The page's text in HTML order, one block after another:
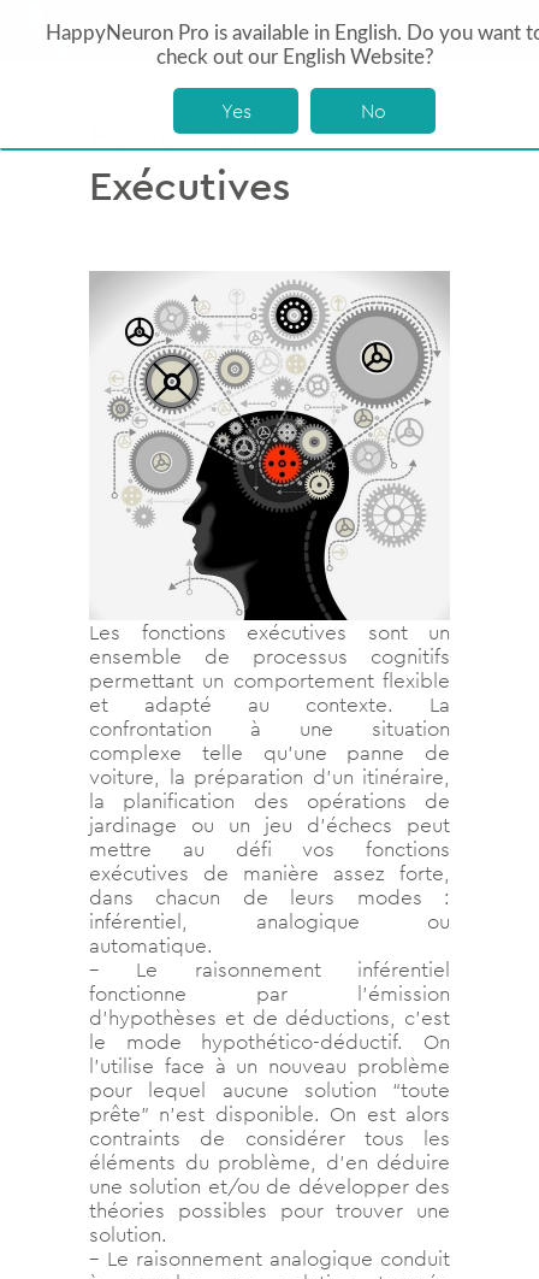
Fonctions
Exécutives
Les fonctions exécutives sont un
ensemble de processus cognitifs
permettant un comportement flexible
et adapté au contexte. La
confrontation à une situation
complexe telle qu’une panne de
voiture, la préparation d’un itinéraire,
la planification des opérations de
jardinage ou un jeu d’échecs peut
mettre au défi vos fonctions
exécutives de manière assez forte,
dans chacun de leurs modes :
inférentiel, analogique ou
automatique.
– Le raisonnement inférentiel
fonctionne par l’émission
d’hypothèses et de déductions, c’est
le mode hypothético-déductif. On
l’utilise face à un nouveau problème
pour lequel aucune solution “toute
prête” n’est disponible. On est alors
contraints de considérer tous les
éléments du problème, d’en déduire
une solution et/ou de développer des
théories possibles pour trouver une
solution.
– Le raisonnement analogique conduit
HappyNeuron Pro is available in English. Do you want
check out our English Website?
Yes No